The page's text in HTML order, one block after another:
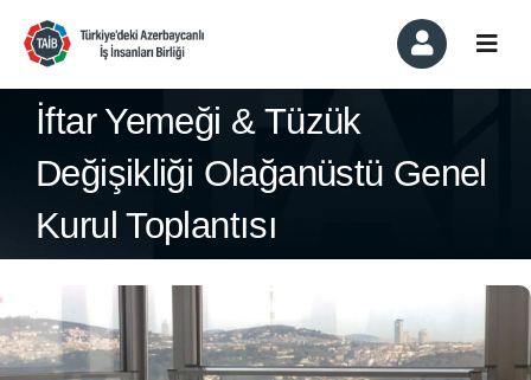
content
Kurumsal
Üyelik ve Üyeler
Haber ve Etkinlikler
İftar Yemeği & Tüzük
Değişikliği Olağanüstü Genel
Kurul Toplantısı